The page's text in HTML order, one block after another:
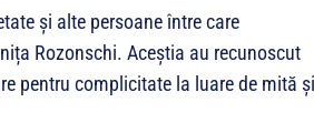
și alte persoane între care
Rozonschi. Aceștia au recunoscut
pentru complicitate la luare de mită și